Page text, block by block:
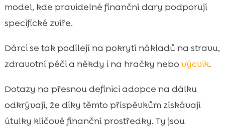
model, kde pravidelné finanční dary podporují
specifické zvíře.
Dárci se tak podílejí na pokrytí nákladů na stravu,
zdravotní péči a někdy i na hračky nebo výcvik.
Dotazy na přesnou definici adopce na dálku
odkrývají, že díky těmto příspěvkům získávají
útulky klíčové finanční prostředky. Ty jsou